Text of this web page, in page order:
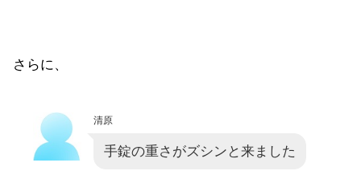
さらに、
清原
手錠の重さがズシンと来ました